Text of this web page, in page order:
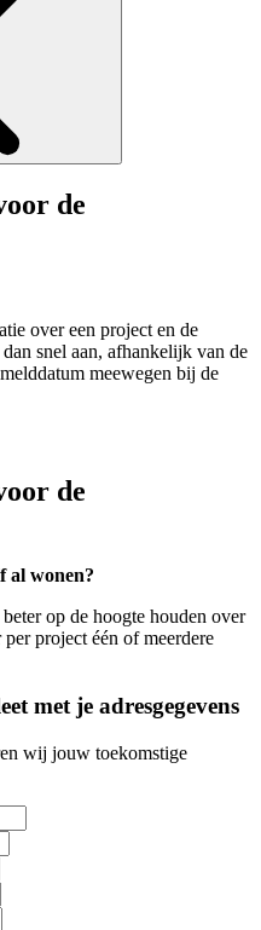
de
over een project en de
snel aan, afhankelijk van de
meewegen bij de
de
al wonen?
op de hoogte houden over
project één of meerdere
met je adresgegevens
wij jouw toekomstige